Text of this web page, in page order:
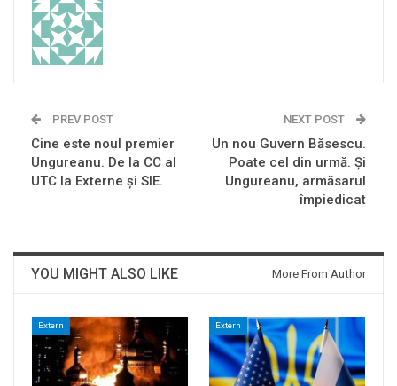
PREV POST
Cine este noul premier
Ungureanu. De la CC al
UTC la Externe şi SIE.
NEXT POST
Un nou Guvern Băsescu.
Poate cel din urmă. Și
Ungureanu, armăsarul
împiedicat
YOU MIGHT ALSO LIKE More From Author
Extern Extern